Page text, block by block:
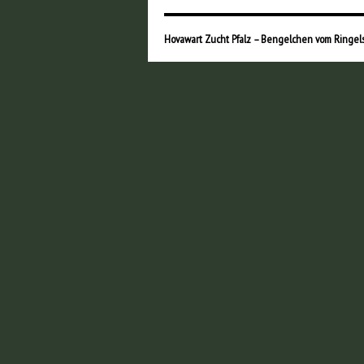
Hovawart Zucht Pfalz – Bengelchen vom